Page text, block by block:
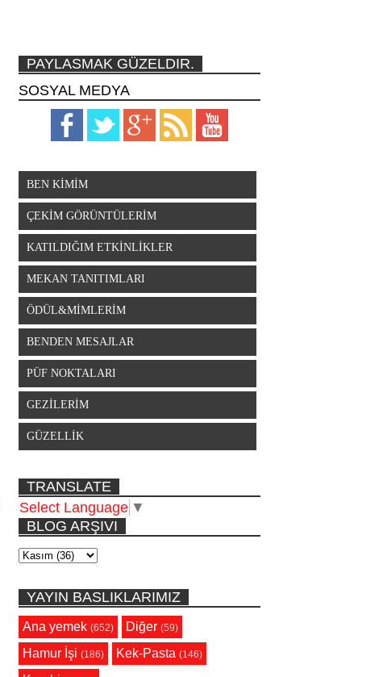
PAYLASMAK GÜZELDIR.
SOSYAL MEDYA
BEN KİMİM
ÇEKİM GÖRÜNTÜLERİM
KATILDIĞIM ETKİNLİKLER
MEKAN TANITIMLARI
ÖDÜL&MİMLERİM
BENDEN MESAJLAR
PÜF NOKTALARI
GEZİLERİM
GÜZELLİK
TRANSLATE
Select Language ▼
BLOG ARŞIVI
YAYIN BASLIKLARIMIZ
Ana yemek (652) Diğer (59)
Hamur İşi (186) Kek-Pasta (146)